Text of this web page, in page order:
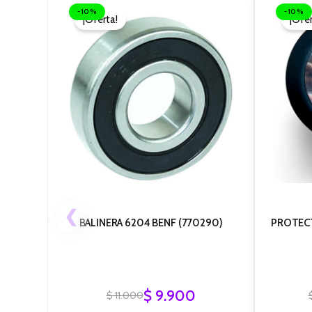
-10%
¡Oferta!
BALINERA 6204 BENF (770290)
$11.000
original
era:
$ 11.000.
$9.900
actual
es:
$ 9.900.
-10%
❮